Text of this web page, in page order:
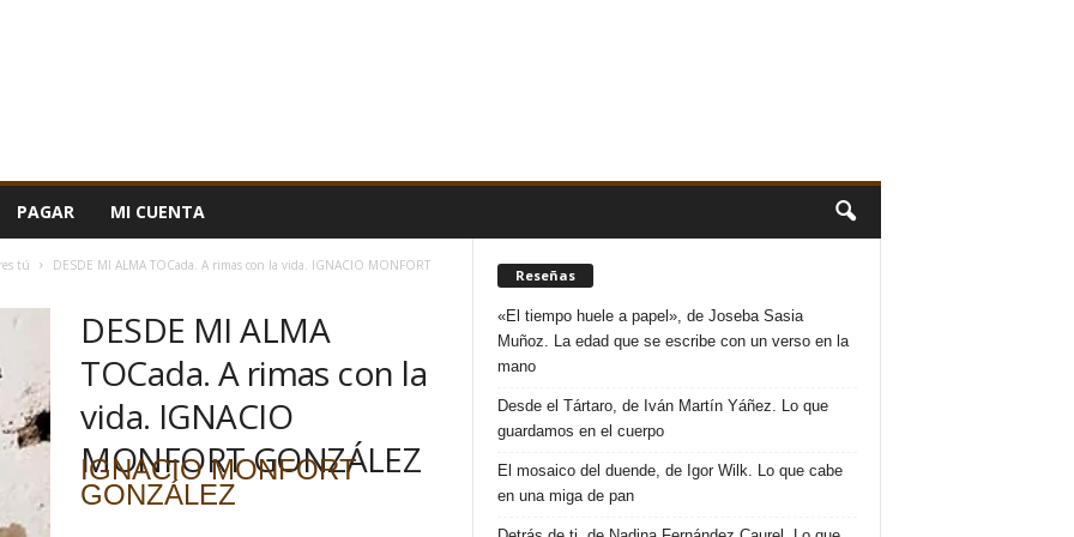
PAGAR MI CUENTA
tú
DESDE MI ALMA TOCada. A rimas con la vida. IGNACIO MONFORT
DESDE MI ALMA
TOCada. A rimas con la
vida. IGNACIO
MONFORT GONZÁLEZ
IGNACIO MONFORT
GONZÁLEZ
Reseñas
«El tiempo huele a papel», de Joseba Sasia
Muñoz. La edad que se escribe con un verso en la
mano
Desde el Tártaro, de Iván Martín Yáñez. Lo que
guardamos en el cuerpo
El mosaico del duende, de Igor Wilk. Lo que cabe
en una miga de pan